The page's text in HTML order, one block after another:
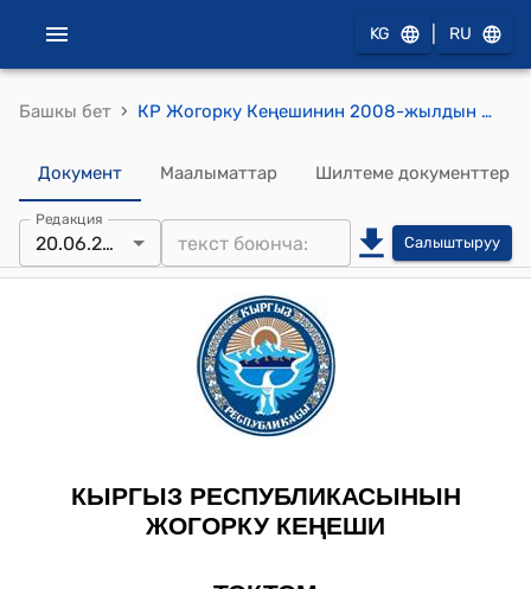
KG RU
Башкы бет › КР Жогорку Кеңешинин 2008-жылдын 20-июнундагы № 536-IV "Кыргыз Республикасынын Салык кодексинин жана "Кыргыз Республикасынын Салык кодексин колдонууга киргизүү жөнүндө" Кыргыз Республикасынын Мыйзамынын долбоорлорун биринчи окууда кабыл алуу жөнүндө" токтому
Документ Маалыматтар Шилтеме документтер
Редакция
20.06.2008 Салыштыруу